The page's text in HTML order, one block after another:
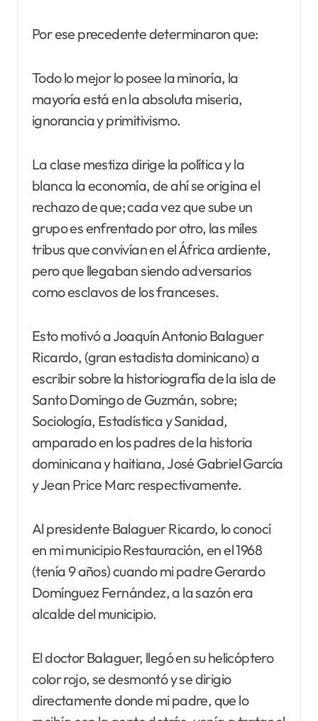
Por ese precedente determinaron que:
Todo lo mejor lo posee la minoría, la
mayoría está en la absoluta miseria,
ignorancia y primitivismo.
La clase mestiza dirige la política y la
blanca la economía, de ahí se origina el
rechazo de que; cada vez que sube un
grupo es enfrentado por otro, las miles
tribus que convivían en el África ardiente,
pero que llegaban siendo adversarios
como esclavos de los franceses.
Esto motivó a Joaquín Antonio Balaguer
Ricardo, (gran estadista dominicano) a
escribir sobre la historiografía de la isla de
Santo Domingo de Guzmán, sobre;
Sociología, Estadística y Sanidad,
amparado en los padres de la historia
dominicana y haitiana, José Gabriel García
y Jean Price Marc respectivamente.
Al presidente Balaguer Ricardo, lo conocí
en mi municipio Restauración, en el 1968
(tenía 9 años) cuando mi padre Gerardo
Domínguez Fernández, a la sazón era
alcalde del municipio.
El doctor Balaguer, llegó en su helicóptero
color rojo, se desmontó y se dirigio
directamente donde mi padre, que lo